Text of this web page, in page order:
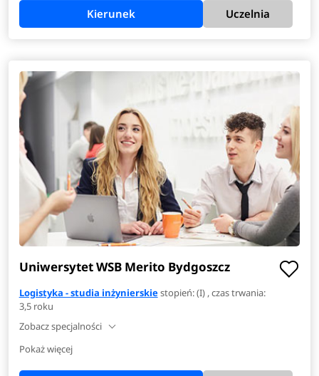
Kierunek Uczelnia
Uniwersytet WSB Merito Bydgoszcz
Logistyka - studia inżynierskiestopień: (I) , czas trwania:
3,5 roku
Zobacz specjalności
Pokaż więcej